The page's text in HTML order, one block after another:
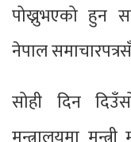
पोख्नुभएको हुन
नेपाल
सोही दिन